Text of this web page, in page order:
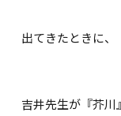
出てきたときに、
吉井先生が『芥